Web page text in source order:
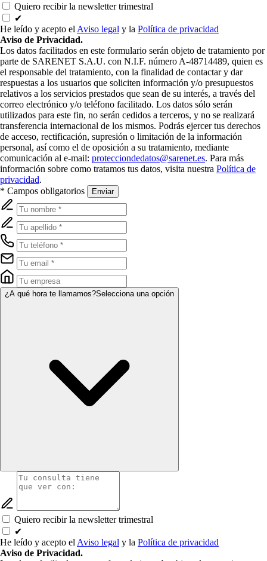
Quiero recibir la newsletter trimestral
✔
He leído y acepto el Aviso legal y la Política de privacidad
Aviso de Privacidad.
Los datos facilitados en este formulario serán objeto de tratamiento por
parte de SARENET S.A.U. con N.I.F. número A-48714489, quien es
el responsable del tratamiento, con la finalidad de contactar y dar
respuestas a los usuarios que soliciten información y/o presupuestos
relativos a los servicios prestados que sean de su interés, a través del
correo electrónico y/o teléfono facilitado. Los datos sólo serán
utilizados para este fin, no serán cedidos a terceros, y no se realizará
transferencia internacional de los mismos. Podrás ejercer tus derechos
de acceso, rectificación, supresión o limitación de la información
personal, así como el de oposición a su tratamiento, mediante
comunicación al e-mail: protecciondedatos@sarenet.es. Para más
información sobre como tratamos tus datos, visita nuestra Política de
privacidad.
* Campos obligatorios
Enviar
¿A qué hora te llamamos?Selecciona una opción
Quiero recibir la newsletter trimestral
✔
He leído y acepto el Aviso legal y la Política de privacidad
Aviso de Privacidad.